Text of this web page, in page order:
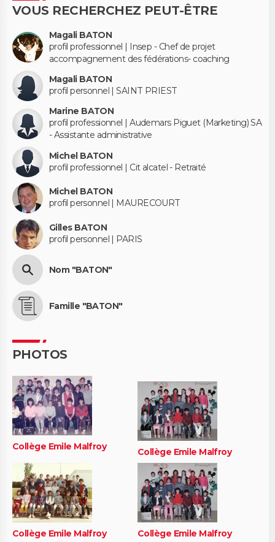
VOUS RECHERCHEZ PEUT-ÊTRE
Magali BATON
profil professionnel | Insep - Chef de projet
accompagnement des fédérations- coaching
Magali BATON
profil personnel | SAINT PRIEST
Marine BATON
profil professionnel | Audemars Piguet (Marketing) SA
- Assistante administrative
Michel BATON
profil professionnel | Cit alcatel - Retraité
Michel BATON
profil personnel | MAURECOURT
Gilles BATON
profil personnel | PARIS
Nom "BATON"
Famille "BATON"
PHOTOS
Collège Emile Malfroy Collège Emile Malfroy
Collège Emile Malfroy Collège Emile Malfroy